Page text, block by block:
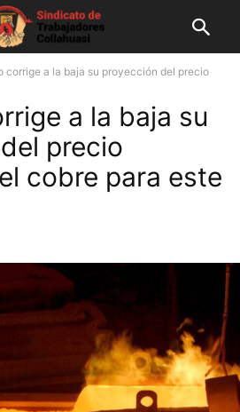
corrige a la baja su proyección del precio
a la baja su
precio
cobre para este